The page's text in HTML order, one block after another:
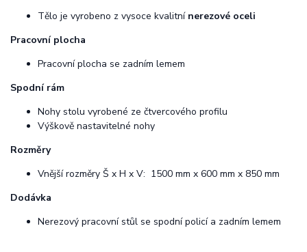
Tělo je vyrobeno z vysoce kvalitní nerezové oceli
Pracovní plocha
Pracovní plocha se zadním lemem
Spodní rám
Nohy stolu vyrobené ze čtvercového profilu
Výškově nastavitelné nohy
Rozměry
Vnější rozměry Š x H x V: 1500 mm x 600 mm x 850 mm
Dodávka
Nerezový pracovní stůl se spodní policí a zadním lemem